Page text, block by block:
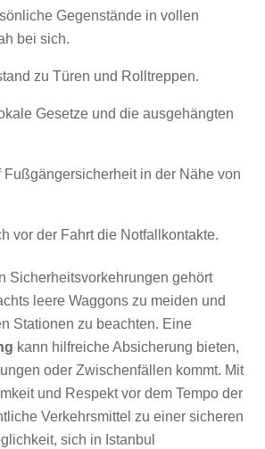
Gegenstände in vollen
bei sich.
zu Türen und Rolltreppen.
Gesetze und die ausgehängten
Fußgängersicherheit in der Nähe von
vor der Fahrt die Notfallkontakte.
Sicherheitsvorkehrungen gehört
leere Waggons zu meiden und
Stationen zu beachten. Eine
kann hilfreiche Absicherung bieten,
oder Zwischenfällen kommt. Mit
und Respekt vor dem Tempo der
Verkehrsmittel zu einer sicheren
sich in Istanbul